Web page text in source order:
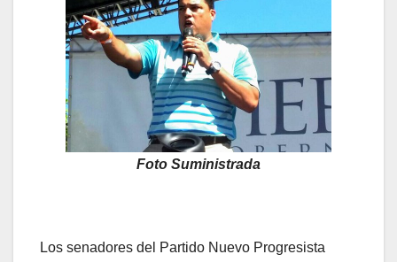
Foto Suministrada
Los senadores del Partido Nuevo Progresista